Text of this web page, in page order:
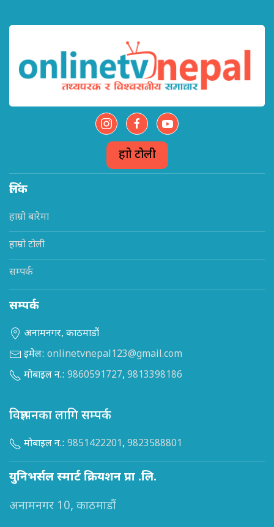
हाम्रो टोली
लिंक
हाम्रो बारेमा
हाम्रो टोली
सम्पर्क
सम्पर्क
अनामनगर, काठमाडौं
इमेल: onlinetvnepal123@gmail.com
मोबाइल न.: 9860591727, 9813398186
विज्ञापनका लागि सम्पर्क
मोबाइल न.: 9851422201, 9823588801
युनिभर्सल स्मार्ट क्रियशन प्रा .लि.
अनामनगर 10, काठमाडौं